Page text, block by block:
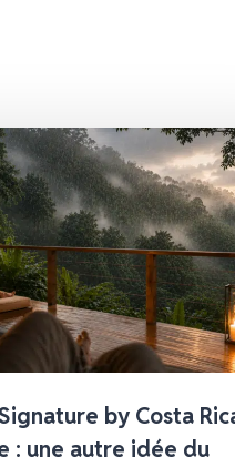
by Costa
: une autre idée du